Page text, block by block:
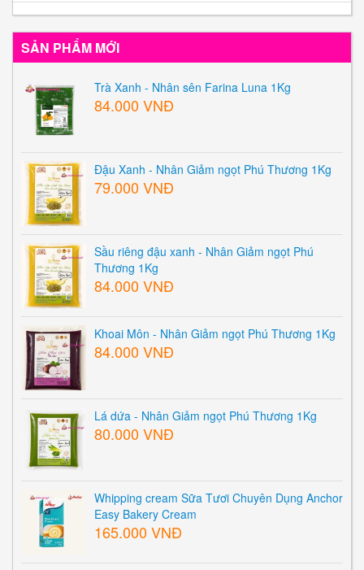
SẢN PHẨM MỚI
Trà Xanh - Nhân sên Farina Luna 1Kg
84.000 VNĐ
Đậu Xanh - Nhân Giảm ngọt Phú Thương 1Kg
79.000 VNĐ
Sầu riêng đậu xanh - Nhân Giảm ngọt Phú
Thương 1Kg
84.000 VNĐ
Khoai Môn - Nhân Giảm ngọt Phú Thương 1Kg
84.000 VNĐ
Lá dứa - Nhân Giảm ngọt Phú Thương 1Kg
80.000 VNĐ
Whipping cream Sữa Tươi Chuyên Dụng Anchor
Easy Bakery Cream
165.000 VNĐ